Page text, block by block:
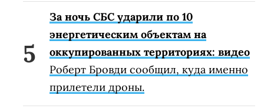
За ночь СБС ударили по 10
энергетическим объектам на
оккупированных территориях: видео
Роберт Бровди сообщил, куда именно
прилетели дроны.